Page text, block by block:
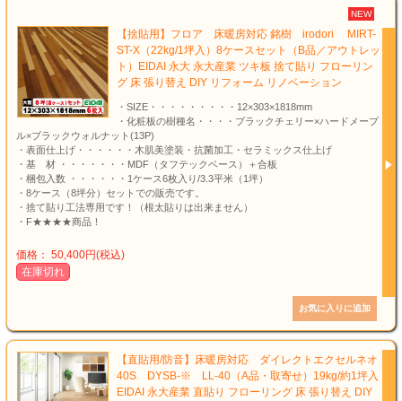
NEW
【捨貼用】フロア 床暖房対応 銘樹 irodori MIRT-
ST-X（22kg/1坪入）8ケースセット（B品／アウトレッ
ト）EIDAI 永大 永大産業 ツキ板 捨て貼り フローリン
グ 床 張り替え DIY リフォーム リノベーション
・SIZE・・・・・・・・・12×303×1818mm
・化粧板の樹種名・・・・ブラックチェリー×ハードメープ
ル×ブラックウォルナット(13P)
・表面仕上げ・・・・・・木肌美塗装・抗菌加工・セラミックス仕上げ
・基 材 ・・・・・・・MDF（タフテックベース）＋合板
・梱包入数 ・・・・・・1ケース6枚入り/3.3平米（1坪）
・8ケース（8坪分）セットでの販売です。
・捨て貼り工法専用です！（根太貼りは出来ません）
・F★★★★商品！
価格： 50,400円(税込)
在庫切れ
【直貼用/防音】床暖房対応 ダイレクトエクセルネオ
40S DYSB-※ LL-40（A品・取寄せ）19kg/約1坪入
EIDAI 永大産業 直貼り フローリング 床 張り替え DIY